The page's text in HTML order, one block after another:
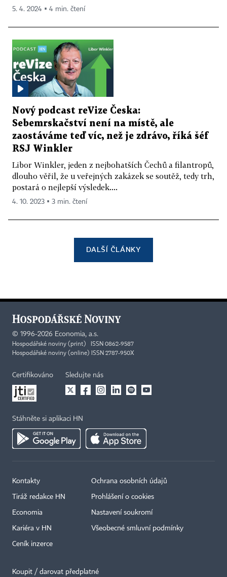
5. 4. 2024 ▪ 4 min. čtení
Nový podcast reVize Česka:
Sebemrskačství není na místě, ale
zaostáváme teď víc, než je zdrávo, říká šéf
RSJ Winkler
Libor Winkler, jeden z nejbohatších Čechů a filantropů,
dlouho věřil, že u veřejných zakázek se soutěž, tedy trh,
postará o nejlepší výsledek....
4. 10. 2023 ▪ 3 min. čtení
DALŠÍ ČLÁNKY
© 1996-2026 Economia, a.s.
Hospodářské noviny (print) ISSN 0862-9587
Hospodářské noviny (online) ISSN 2787-950X
Certifikováno Sledujte nás
Stáhněte si aplikaci HN
Kontakty
Tiráž redakce HN
Economia
Kariéra v HN
Ceník inzerce
Ochrana osobních údajů
Prohlášení o cookies
Nastavení soukromí
Všeobecné smluvní podmínky
Koupit / darovat předplatné